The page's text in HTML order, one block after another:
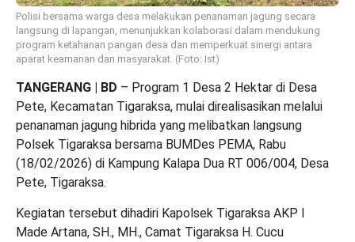
Polisi bersama warga desa melakukan penanaman jagung secara
langsung di lapangan, menunjukkan kolaborasi dalam mendukung
program ketahanan pangan desa dan memperkuat sinergi antara
aparat keamanan dan masyarakat. (Foto: Ist)
TANGERANG | BD – Program 1 Desa 2 Hektar di Desa
Pete, Kecamatan Tigaraksa, mulai direalisasikan melalui
penanaman jagung hibrida yang melibatkan langsung
Polsek Tigaraksa bersama BUMDes PEMA, Rabu
(18/02/2026) di Kampung Kalapa Dua RT 006/004, Desa
Pete, Tigaraksa.
Kegiatan tersebut dihadiri Kapolsek Tigaraksa AKP I
Made Artana, SH., MH., Camat Tigaraksa H. Cucu